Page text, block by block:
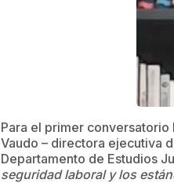
Para el primer
Vaudo – directora ejecutiva
Departamento de Estudios
seguridad laboral y los